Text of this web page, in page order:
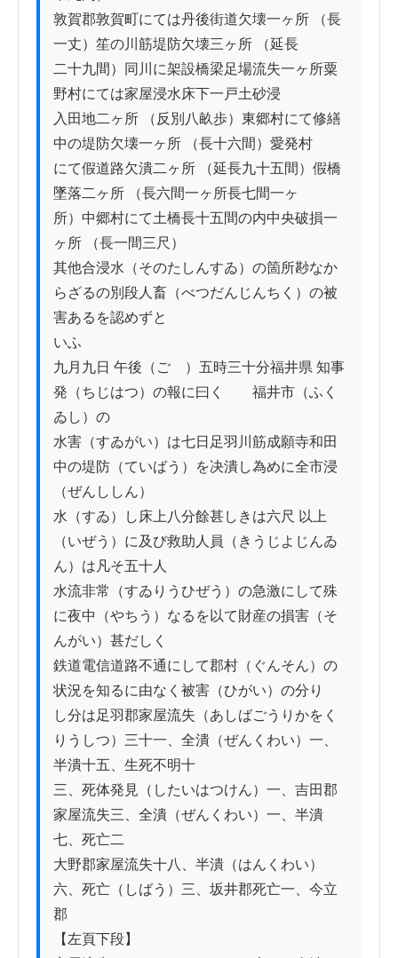
敦賀郡敦賀町にては丹後街道欠壊一ヶ所 （長
一丈）笙の川筋堤防欠壊三ヶ所 （延長
二十九間）同川に架設橋梁足場流失一ヶ所粟
野村にては家屋浸水床下一戸土砂浸
入田地二ヶ所 （反別八畝歩）東郷村にて修繕
中の堤防欠壊一ヶ所 （長十六間）愛発村
にて假道路欠潰二ヶ所 （延長九十五間）假橋
墜落二ヶ所 （長六間一ヶ所長七間一ヶ
所）中郷村にて土橋長十五間の内中央破損一
ヶ所 （長一間三尺）
其他合浸水（そのたしんすゐ）の箇所尠なか
らざるの別段人畜（べつだんじんちく）の被
害あるを認めずと
いふ
九月九日 午後（ごゞ）五時三十分福井県 知事
発（ちじはつ）の報に曰く　　福井市（ふく
ゐし）の
水害（すゐがい）は七日足羽川筋成願寺和田
中の堤防（ていばう）を决潰し為めに全市浸
（ぜんししん）
水（すゐ）し床上八分餘甚しきは六尺 以上
（いぜう）に及び救助人員（きうじよじんゐ
ん）は凡そ五十人
水流非常（すゐりうひぜう）の急激にして殊
に夜中（やちう）なるを以て財産の損害（そ
んがい）甚だしく
鉄道電信道路不通にして郡村（ぐんそん）の
状況を知るに由なく被害（ひがい）の分り
し分は足羽郡家屋流失（あしばごうりかをく
りうしつ）三十一、全潰（ぜんくわい）一、
半潰十五、生死不明十
三、死体発見（したいはつけん）一、吉田郡
家屋流失三、全潰（ぜんくわい）一、半潰
七、死亡二
大野郡家屋流失十八、半潰（はんくわい）
六、死亡（しばう）三、坂井郡死亡一、今立
郡
【左頁下段】